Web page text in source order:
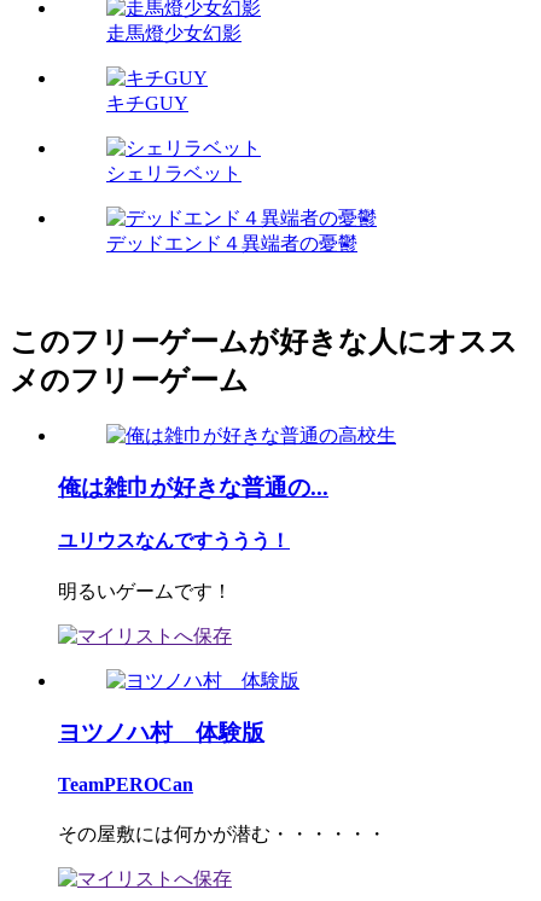
走馬燈少女幻影
キチGUY
シェリラベット
デッドエンド４異端者の憂鬱
このフリーゲームが好きな人にオスス
メのフリーゲーム
俺は雑巾が好きな普通の...
ユリウスなんですううう！
明るいゲームです！
ヨツノハ村 体験版
TeamPEROCan
その屋敷には何かが潜む・・・・・・